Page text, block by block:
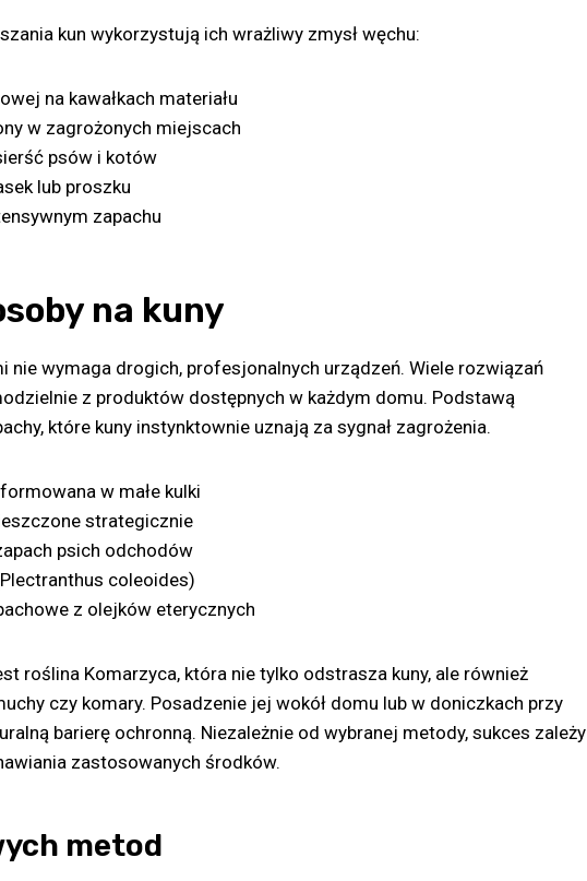
kun wykorzystują ich wrażliwy zmysł węchu:
na kawałkach materiału
w zagrożonych miejscach
psów i kotów
lub proszku
zapachu
na kuny
nie wymaga drogich, profesjonalnych urządzeń. Wiele rozwiązań
z produktów dostępnych w każdym domu. Podstawą
które kuny instynktownie uznają za sygnał zagrożenia.
w małe kulki
strategicznie
psich odchodów
coleoides)
z olejków eterycznych
roślina Komarzyca, która nie tylko odstrasza kuny, ale również
czy komary. Posadzenie jej wokół domu lub w doniczkach przy
barierę ochronną. Niezależnie od wybranej metody, sukces zależy
zastosowanych środków.
metod